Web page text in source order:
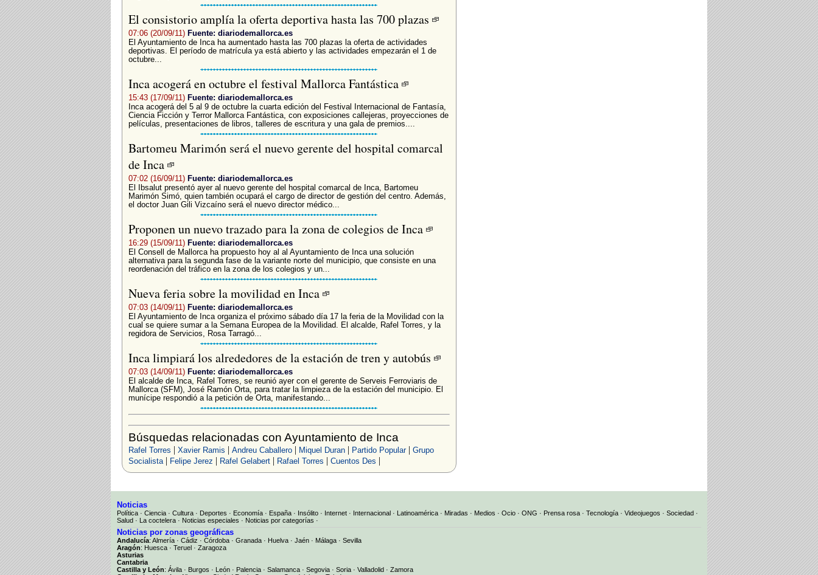
El consistorio amplía la oferta deportiva hasta las 700 plazas
07:06 (20/09/11) Fuente: diariodemallorca.es
El Ayuntamiento de Inca ha aumentado hasta las 700 plazas la oferta de actividades
deportivas. El período de matrícula ya está abierto y las actividades empezarán el 1 de
octubre...
Inca acogerá en octubre el festival Mallorca Fantástica
15:43 (17/09/11) Fuente: diariodemallorca.es
Inca acogerá del 5 al 9 de octubre la cuarta edición del Festival Internacional de Fantasía,
Ciencia Ficción y Terror Mallorca Fantástica, con exposiciones callejeras, proyecciones de
películas, presentaciones de libros, talleres de escritura y una gala de premios....
Bartomeu Marimón será el nuevo gerente del hospital comarcal
de Inca
07:02 (16/09/11) Fuente: diariodemallorca.es
El Ibsalut presentó ayer al nuevo gerente del hospital comarcal de Inca, Bartomeu
Marimón Simó, quien también ocupará el cargo de director de gestión del centro. Además,
el doctor Juan Gili Vizcaíno será el nuevo director médico...
Proponen un nuevo trazado para la zona de colegios de Inca
16:29 (15/09/11) Fuente: diariodemallorca.es
El Consell de Mallorca ha propuesto hoy al al Ayuntamiento de Inca una solución
alternativa para la segunda fase de la variante norte del municipio, que consiste en una
reordenación del tráfico en la zona de los colegios y un...
Nueva feria sobre la movilidad en Inca
07:03 (14/09/11) Fuente: diariodemallorca.es
­El Ayuntamiento de Inca organiza el próximo sábado día 17 la feria de la Movilidad con la
cual se quiere sumar a la Semana Europea de la Movilidad. El alcalde, Rafel Torres, y la
regidora de Servicios, Rosa Tarragó...
Inca limpiará los alrededores de la estación de tren y autobús
07:03 (14/09/11) Fuente: diariodemallorca.es
El alcalde de Inca, Rafel Torres, se reunió ayer con el gerente de Serveis Ferroviaris de
Mallorca (SFM), José Ramón Orta, para tratar la limpieza de la estación del municipio. El
munícipe respondió a la petición de Orta, manifestando...
Búsquedas relacionadas con Ayuntamiento de Inca
Rafel Torres | Xavier Ramis | Andreu Caballero| Miquel Duran| Partido Popular| Grupo
Socialista| Felipe Jerez | Rafel Gelabert| Rafael Torres | Cuentos Des |
Noticias
Política · Ciencia · Cultura · Deportes · Economía · España · Insólito · Internet · Internacional · Latinoamérica · Miradas · Medios · Ocio · ONG · Prensa rosa · Tecnología · Videojuegos · Sociedad ·
Salud · La coctelera · Noticias especiales · Noticias por categorías ·
Noticias por zonas geográficas
Andalucía: Almería · Cádiz · Córdoba · Granada · Huelva · Jaén · Málaga · Sevilla
Aragón: Huesca · Teruel · Zaragoza
Asturias
Cantabria
Castilla y León: Ávila · Burgos · León · Palencia · Salamanca · Segovia · Soria · Valladolid · Zamora